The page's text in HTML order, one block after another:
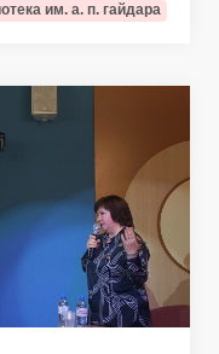
им. а. п. гайдара